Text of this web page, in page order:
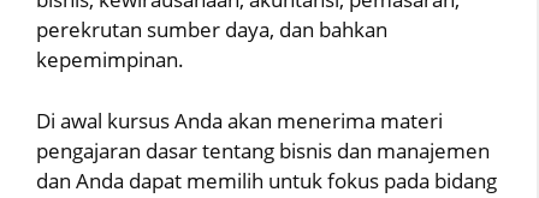
perekrutan sumber daya, dan bahkan
kepemimpinan.
Di awal kursus Anda akan menerima materi
pengajaran dasar tentang bisnis dan manajemen
dan Anda dapat memilih untuk fokus pada bidang